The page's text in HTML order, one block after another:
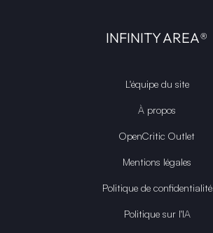
INFINITY AREA®
L'équipe du site
À propos
OpenCritic Outlet
Mentions légales
Politique de confidentialité
Politique sur l'IA